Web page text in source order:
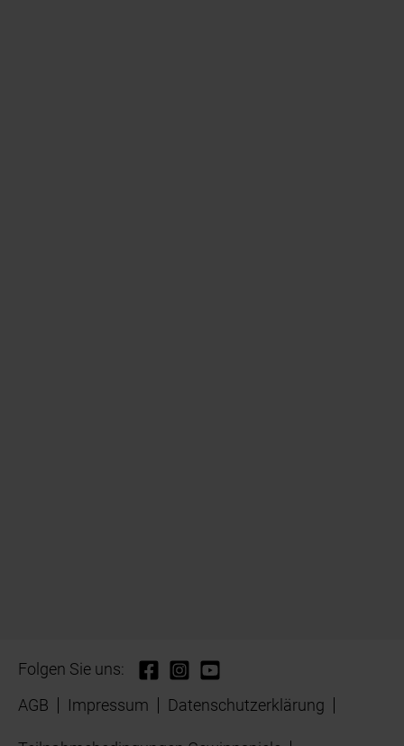
Folgen Sie uns:
AGB
Impressum Datenschutzerklärung